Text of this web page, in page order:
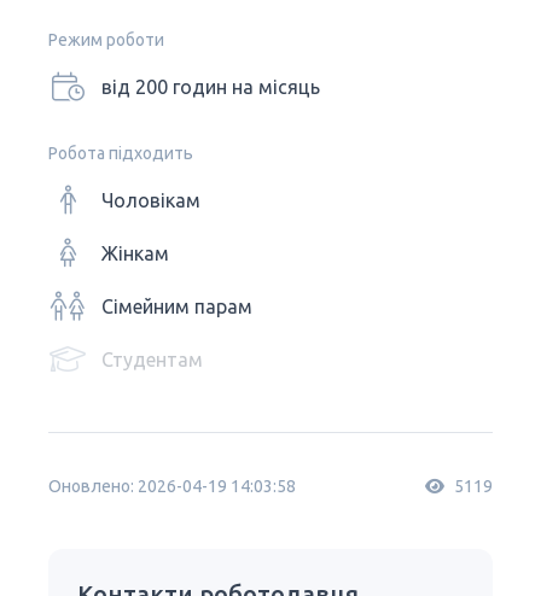
Режим роботи
від 200 годин на місяць
Робота підходить
Чоловікам
Жінкам
Сімейним парам
Студентам
Оновлено: 2026-04-19 14:03:58 5119